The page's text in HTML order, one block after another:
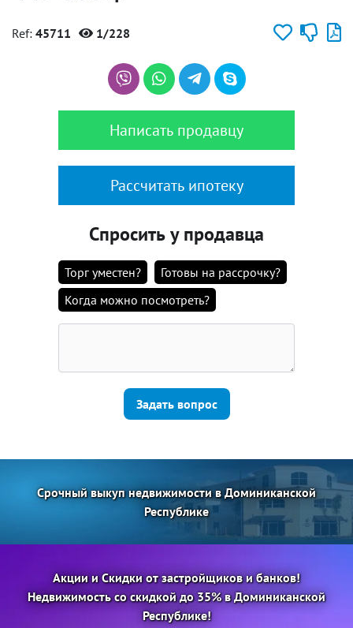
Ref: 45711 1/228
Написать продавцу
Рассчитать ипотеку
Спросить у продавца
Торг уместен?
Готовы на рассрочку?
Когда можно посмотреть?
Задать вопрос
Срочный выкуп недвижимости в Доминиканской
Республике
Акции и Скидки от застройщиков и банков!
Недвижимость со скидкой до 35% в Доминиканской
Республике!